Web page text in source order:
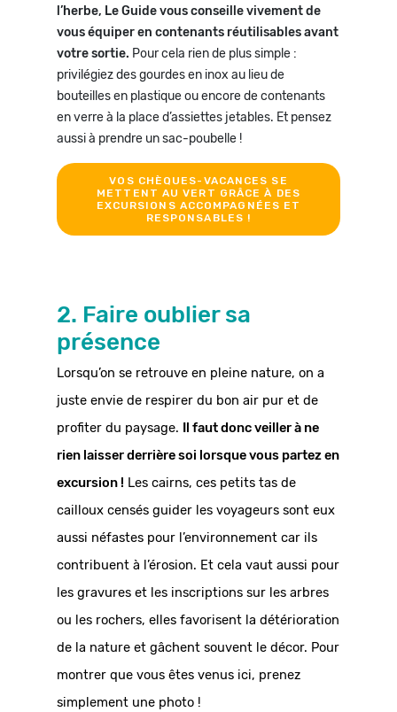
l’herbe, Le Guide vous conseille vivement de
vous équiper en contenants réutilisables avant
votre sortie. Pour cela rien de plus simple :
privilégiez des gourdes en inox au lieu de
bouteilles en plastique ou encore de contenants
en verre à la place d’assiettes jetables. Et pensez
aussi à prendre un sac-poubelle !
VOS CHÈQUES-VACANCES SE
METTENT AU VERT GRÂCE À DES
EXCURSIONS ACCOMPAGNÉES ET
RESPONSABLES !
2. Faire oublier sa
présence
Lorsqu’on se retrouve en pleine nature, on a
juste envie de respirer du bon air pur et de
profiter du paysage. Il faut donc veiller à ne
rien laisser derrière soi lorsque vous partez en
excursion ! Les cairns, ces petits tas de
cailloux censés guider les voyageurs sont eux
aussi néfastes pour l’environnement car ils
contribuent à l’érosion. Et cela vaut aussi pour
les gravures et les inscriptions sur les arbres
ou les rochers, elles favorisent la détérioration
de la nature et gâchent souvent le décor. Pour
montrer que vous êtes venus ici, prenez
simplement une photo !